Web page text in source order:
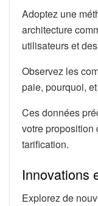
Adoptez une
architecture
utilisateurs et
Observez les
paie, pourquoi,
Ces données
votre proposition
tarification.
Innovations
Explorez de